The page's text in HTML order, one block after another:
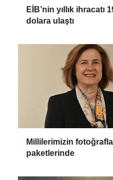
EİB’nin yıllık ihracatı
dolara ulaştı
Millilerimizin
paketlerinde